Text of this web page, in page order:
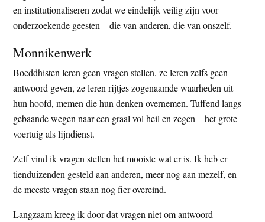
en institutionaliseren zodat we eindelijk veilig zijn voor
onderzoekende geesten – die van anderen, die van onszelf.
Monnikenwerk
Boeddhisten leren geen vragen stellen, ze leren zelfs geen
antwoord geven, ze leren rijtjes zogenaamde waarheden uit
hun hoofd, memen die hun denken overnemen. Tuffend langs
gebaande wegen naar een graal vol heil en zegen – het grote
voertuig als lijndienst.
Zelf vind ik vragen stellen het mooiste wat er is. Ik heb er
tienduizenden gesteld aan anderen, meer nog aan mezelf, en
de meeste vragen staan nog fier overeind.
Langzaam kreeg ik door dat vragen niet om antwoord